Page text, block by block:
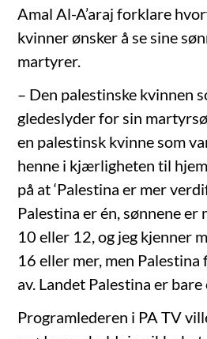
Amal Al-A’araj forklare
kvinner ønsker å se sine
martyrer.
– Den palestinske kvinnen
gledeslyder for sin
en palestinsk kvinne som
henne i kjærligheten til
på at ‘Palestina er mer
Palestina er én, sønnene er
10 eller 12, og jeg kjenner
16 eller mer, men Palestina
av. Landet Palestina er bare
Programlederen i PA TV